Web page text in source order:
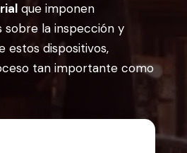
que imponen
sobre la inspección y
estos dispositivos,
tan importante como